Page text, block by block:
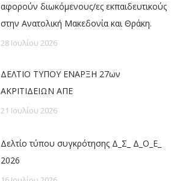
αφορούν διωκόμενους/ες εκπαιδευτικούς
στην Ανατολική Μακεδονία και Θράκη.
28 Ιουλίου 2026
ΔΕΛΤΙΟ ΤΥΠΟΥ ΕΝΑΡΞΗ 27ων
ΑΚΡΙΤΙΔΕΙΩΝ ΑΠΕ
21 Ιουλίου 2026
Δελτίο τύπου συγκρότησης Δ_Σ_ Δ_Ο_Ε_
2026